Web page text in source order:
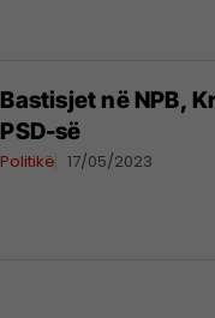
Bastisjet në NPB,
PSD-së
Politikë 17/05/2023